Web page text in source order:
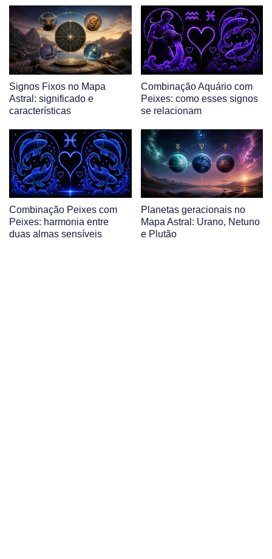
Signos Fixos no Mapa
Astral: significado e
características
Combinação Aquário com
Peixes: como esses signos
se relacionam
Combinação Peixes com
Peixes: harmonia entre
duas almas sensíveis
Planetas geracionais no
Mapa Astral: Urano, Netuno
e Plutão